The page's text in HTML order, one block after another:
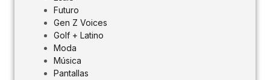
Futuro
Gen Z Voices
Golf + Latino
Moda
Música
Pantallas